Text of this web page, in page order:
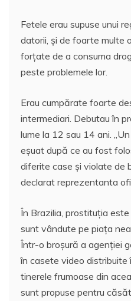
Fetele erau supuse unui
datorii, şi de foarte multe
forţate de a consuma
peste problemele lor.
Erau cumpărate foarte
intermediari. Debutau în
lume la 12 sau 14 ani.
eşuat după ce au fost
diferite case şi violate de
declarat reprezentanta
În Brazilia, prostituţia
sunt vândute pe piaţa
Într-o broşură a agenţiei
în casete video distribuite
tinerele frumoase din
sunt propuse pentru